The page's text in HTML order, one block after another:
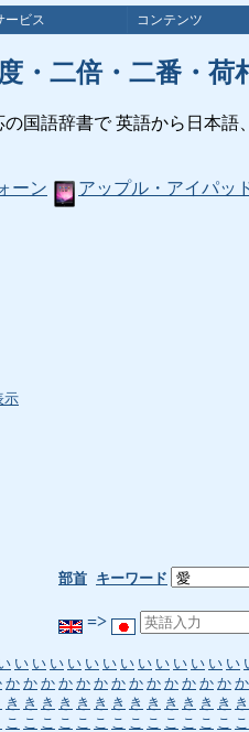
ービス コンテンツ
・二倍・二番・
国語辞書で 英語から日本
ーン アップル・アイパッ
示
部首 キーワード
=>
い い い い い い い い い い い い い
か か か か か か か か か か か か か か
き き き き き き き き き き き き き き
こ こ こ こ こ こ こ こ こ こ こ こ こ こ